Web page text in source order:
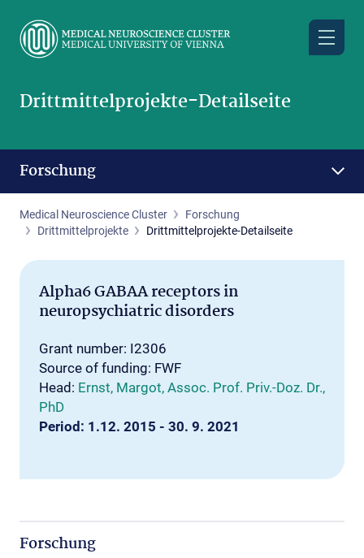
main
Drittmittelprojekte-Detailseite
Forschung
Medical Neuroscience Cluster
Forschung
Drittmittelprojekte
Drittmittelprojekte-Detailseite
Alpha6 GABAA receptors in
neuropsychiatric disorders
Grant number: I2306
Source of funding: FWF
Head: Ernst, Margot, Assoc. Prof. Priv.-Doz. Dr.,
PhD
Period: 1.12. 2015 - 30. 9. 2021
Forschung